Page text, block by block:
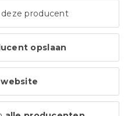
deze producent
opslaan